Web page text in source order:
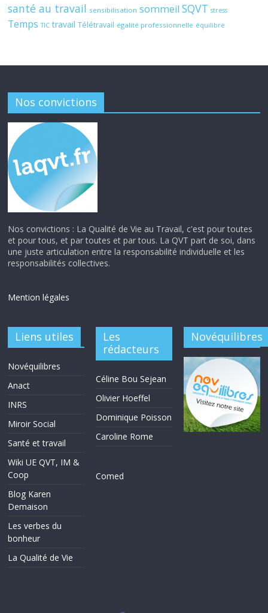
santé au travail sensibilisation sommeil SQVT stress
Temps TIC travail Télétravail égalité professionnelle équilibre
Nos convictions
Nos convictions : La Qualité de Vie au Travail, c'est pour toutes
et pour tous, et par toutes et par tous. La QVT part de soi, dans
une juste articulation entre la responsabilité individuelle et les
responsabilités collectives.
Mention légales
Liens utiles
Novéquilibres
Anact
INRS
Miroir Social
Santé et travail
Wiki UE QVT, IM &
Coop
Blog Karen
Demaison
Les verbes du
bonheur
La Qualité de Vie
Les
rédacteurs
Céline Bou Sejean
Olivier Hoeffel
Dominique Poisson
Caroline Rome
Comed
Novéquilibres